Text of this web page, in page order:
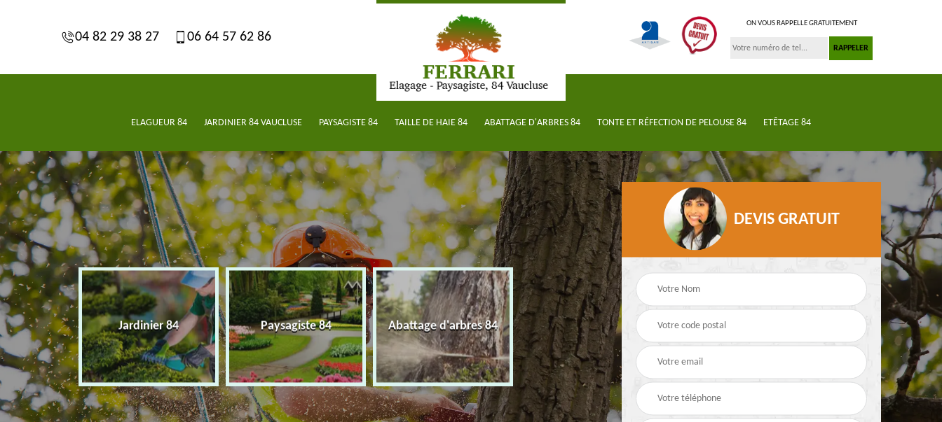
04 82 29 38 27 06 64 57 62 86
ON VOUS RAPPELLE GRATUITEMENT
ELAGUEUR 84 JARDINIER 84 VAUCLUSE PAYSAGISTE 84 TAILLE DE HAIE 84 ABATTAGE D'ARBRES 84 TONTE ET RÉFECTION DE PELOUSE 84 ETÊTAGE 84
84 Jardinier 84 Paysagiste 84 Abattage d'arbres 84 Taille de haie 84
Pose de clôture et
grillage 84
Etêtage 84
DEVIS GRATUIT